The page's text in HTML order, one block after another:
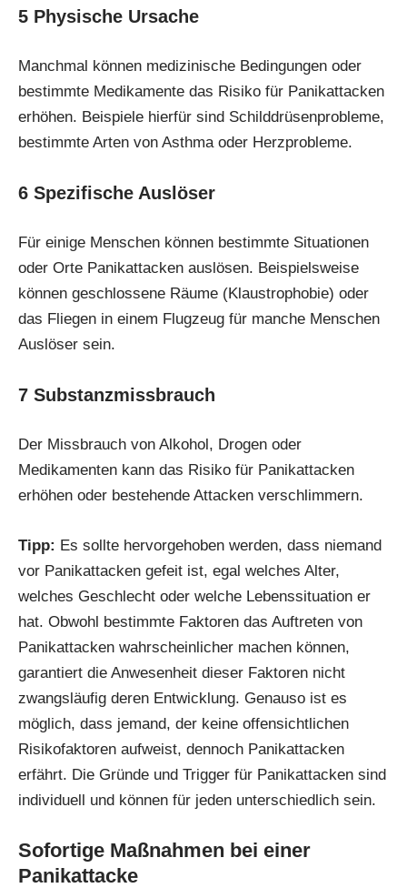
5 Physische Ursache
Manchmal können medizinische Bedingungen oder
bestimmte Medikamente das Risiko für Panikattacken
erhöhen. Beispiele hierfür sind Schilddrüsenprobleme,
bestimmte Arten von Asthma oder Herzprobleme.
6 Spezifische Auslöser
Für einige Menschen können bestimmte Situationen
oder Orte Panikattacken auslösen. Beispielsweise
können geschlossene Räume (Klaustrophobie) oder
das Fliegen in einem Flugzeug für manche Menschen
Auslöser sein.
7 Substanzmissbrauch
Der Missbrauch von Alkohol, Drogen oder
Medikamenten kann das Risiko für Panikattacken
erhöhen oder bestehende Attacken verschlimmern.
Tipp: Es sollte hervorgehoben werden, dass niemand
vor Panikattacken gefeit ist, egal welches Alter,
welches Geschlecht oder welche Lebenssituation er
hat. Obwohl bestimmte Faktoren das Auftreten von
Panikattacken wahrscheinlicher machen können,
garantiert die Anwesenheit dieser Faktoren nicht
zwangsläufig deren Entwicklung. Genauso ist es
möglich, dass jemand, der keine offensichtlichen
Risikofaktoren aufweist, dennoch Panikattacken
erfährt. Die Gründe und Trigger für Panikattacken sind
individuell und können für jeden unterschiedlich sein.
Sofortige Maßnahmen bei einer
Panikattacke